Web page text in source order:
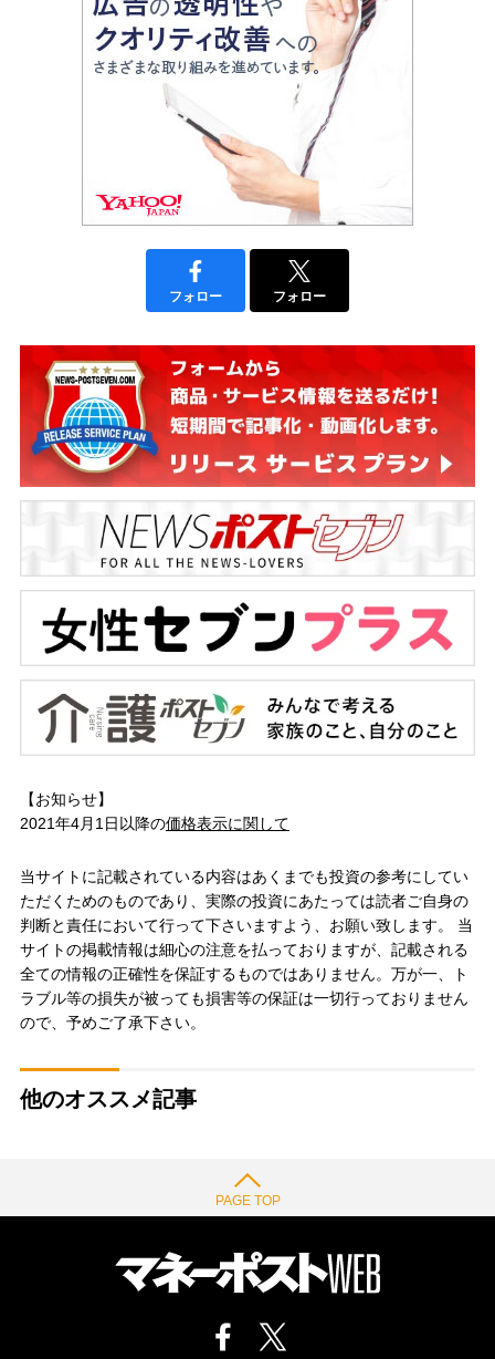
フォロー フォロー
【お知らせ】
2021年4月1日以降の価格表示に関して
当サイトに記載されている内容はあくまでも投資の参考にしてい
ただくためのものであり、実際の投資にあたっては読者ご自身の
判断と責任において行って下さいますよう、お願い致します。 当
サイトの掲載情報は細心の注意を払っておりますが、記載される
全ての情報の正確性を保証するものではありません。万が一、ト
ラブル等の損失が被っても損害等の保証は一切行っておりません
ので、予めご了承下さい。
他のオススメ記事
PAGE TOP